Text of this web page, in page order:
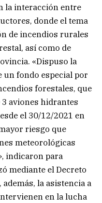
la interacción entre
donde el tema
de incendios rurales
así como de
«Dispuso la
fondo especial por
forestales, que
aviones hidrantes
el 30/12/2021 en
riesgo que
meteorológicas
indicaron para
mediante el Decreto
la asistencia a
en la lucha